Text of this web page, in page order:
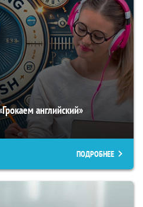
английский»
ПОДРОБНЕЕ